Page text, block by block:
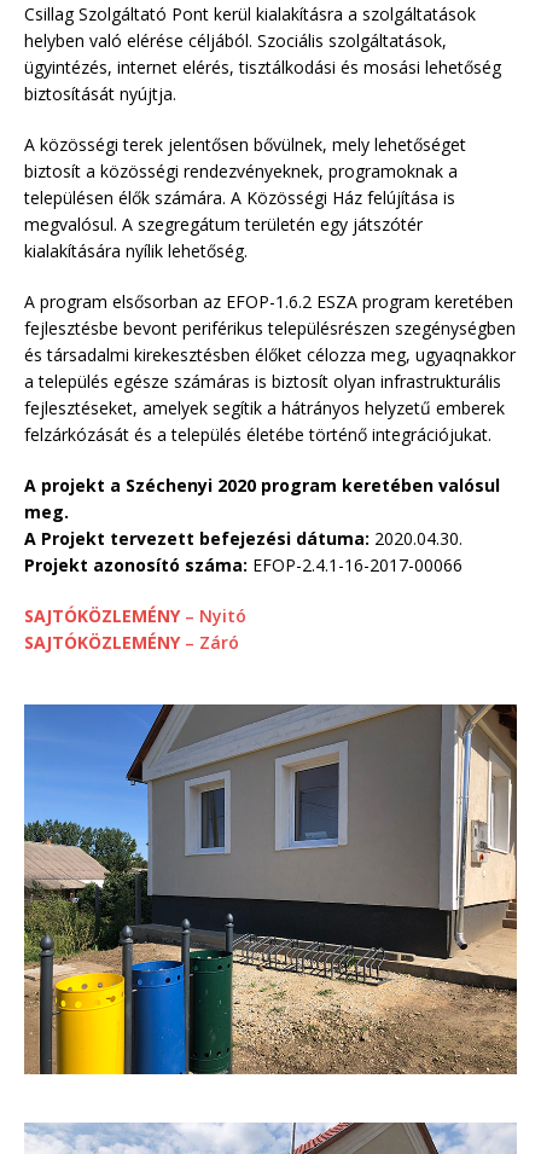
Csillag Szolgáltató Pont kerül kialakításra a szolgáltatások
helyben való elérése céljából. Szociális szolgáltatások,
ügyintézés, internet elérés, tisztálkodási és mosási lehetőség
biztosítását nyújtja.
A közösségi terek jelentősen bővülnek, mely lehetőséget
biztosít a közösségi rendezvényeknek, programoknak a
településen élők számára. A Közösségi Ház felújítása is
megvalósul. A szegregátum területén egy játszótér
kialakítására nyílik lehetőség.
A program elsősorban az EFOP-1.6.2 ESZA program keretében
fejlesztésbe bevont periférikus településrészen szegénységben
és társadalmi kirekesztésben élőket célozza meg, ugyaqnakkor
a település egésze számáras is biztosít olyan infrastrukturális
fejlesztéseket, amelyek segítik a hátrányos helyzetű emberek
felzárkózását és a település életébe történő integrációjukat.
A projekt a Széchenyi 2020 program keretében valósul
meg.
A Projekt tervezett befejezési dátuma: 2020.04.30.
Projekt azonosító száma: EFOP-2.4.1-16-2017-00066
SAJTÓKÖZLEMÉNY – Nyitó
SAJTÓKÖZLEMÉNY– Záró